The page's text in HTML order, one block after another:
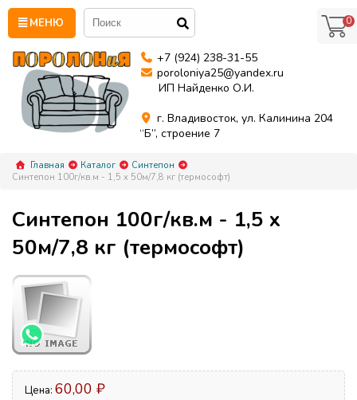
МЕНЮ
+7 (924) 238-31-55
poroloniya25@yandex.ru
ИП Найденко О.И.
г. Владивосток, ул. Калинина 204
“Б”, строение 7
0
Главная Каталог
Синтепон
Синтепон 100г/кв.м - 1,5 x 50м/7,8 кг (термософт)
Синтепон 100г/кв.м - 1,5 x
50м/7,8 кг (термософт)
Цена: 60,00 ₽